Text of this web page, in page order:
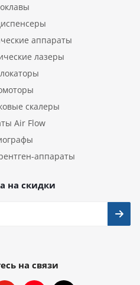
аппараты
лазеры
скалеры
Air Flow
аппараты
на скидки
на связи